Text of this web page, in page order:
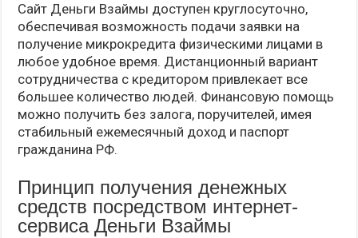
Сайт Деньги Взаймы доступен круглосуточно,
обеспечивая возможность подачи заявки на
получение микрокредита физическими лицами в
любое удобное время. Дистанционный вариант
сотрудничества с кредитором привлекает все
большее количество людей. Финансовую помощь
можно получить без залога, поручителей, имея
стабильный ежемесячный доход и паспорт
гражданина РФ.
Принцип получения денежных
средств посредством интернет-
сервиса Деньги Взаймы